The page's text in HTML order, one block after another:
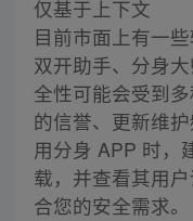
仅基于上下文
目前市面上有一
双开助手、分身
全性可能会受到
的信誉、更新维
用分身 APP 时，
载，并查看其用
合您的安全需求。